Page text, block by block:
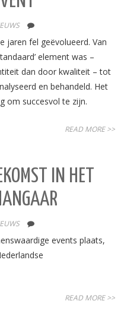
jaren fel geëvolueerd. Van
element was –
dan door kwaliteit – tot
en behandeld. Het
om succesvol te zijn.
READ MORE >>
IN HET
events plaats,
READ MORE >>